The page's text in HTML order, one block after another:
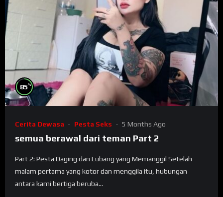
85%
Cerita Dewasa Pesta Seks 5 Months Ago
semua berawal dari teman Part 2
Part 2: Pesta Daging dan Lubang yang Memanggil Setelah
malam pertama yang kotor dan menggila itu, hubungan
antara kami bertiga beruba...